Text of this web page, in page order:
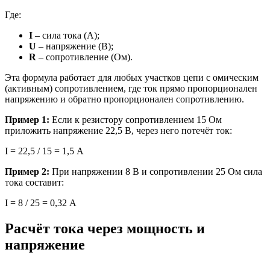
Где:
I – сила тока (А);
U – напряжение (В);
R – сопротивление (Ом).
Эта формула работает для любых участков цепи с омическим
(активным) сопротивлением, где ток прямо пропорционален
напряжению и обратно пропорционален сопротивлению.
Пример 1: Если к резистору сопротивлением 15 Ом
приложить напряжение 22,5 В, через него потечёт ток:
I = 22,5 / 15 = 1,5 А
Пример 2: При напряжении 8 В и сопротивлении 25 Ом сила
тока составит:
I = 8 / 25 = 0,32 А
Расчёт тока через мощность и
напряжение